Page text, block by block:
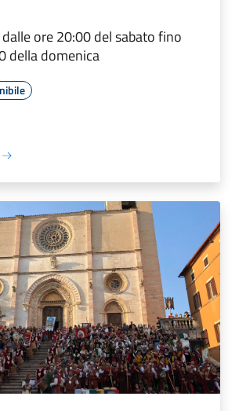
ore 20:00 del sabato fino
della domenica